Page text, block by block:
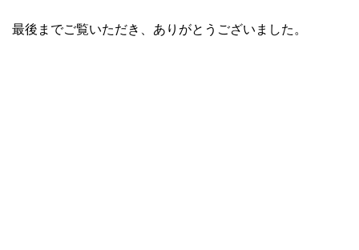
最後までご覧いただき、ありがとうございました。